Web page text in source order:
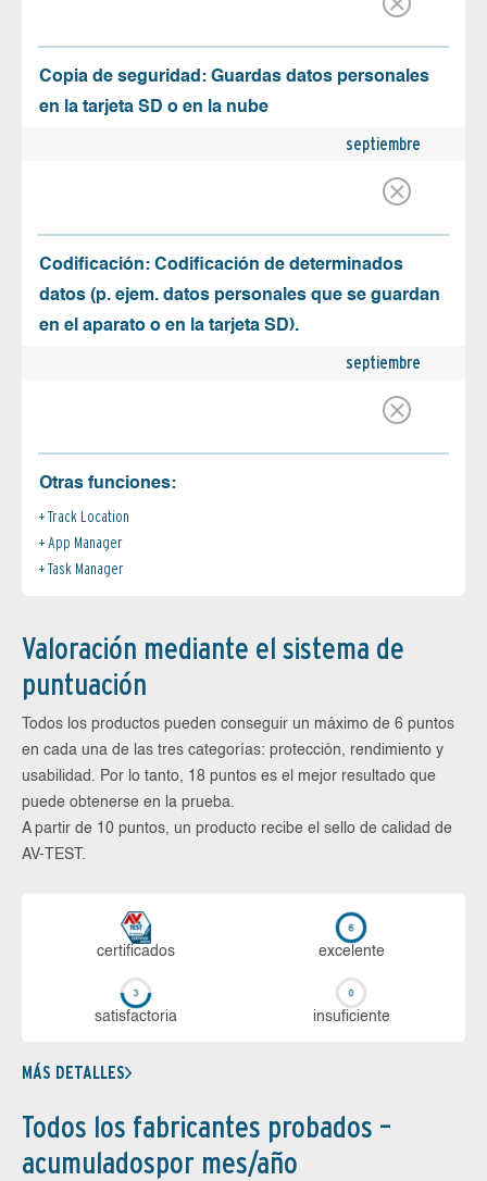
Copia de seguridad: Guardas datos personales
en la tarjeta SD o en la nube
septiembre
Codificación: Codificación de determinados
datos (p. ejem. datos personales que se guardan
en el aparato o en la tarjeta SD).
septiembre
Otras funciones:
Track Location
App Manager
Task Manager
Valoración mediante el sistema de
puntuación
Todos los productos pueden conseguir un máximo de 6 puntos
en cada una de las tres categorías: protección, rendimiento y
usabilidad. Por lo tanto, 18 puntos es el mejor resultado que
puede obtenerse en la prueba.
A partir de 10 puntos, un producto recibe el sello de calidad de
AV-TEST.
certi­ficados ex­ce­len­te
sa­tis­fac­to­ria in­su­fi­cien­te
MÁS DETALLES
Todos los fabricantes probados –
acumuladospor mes/año